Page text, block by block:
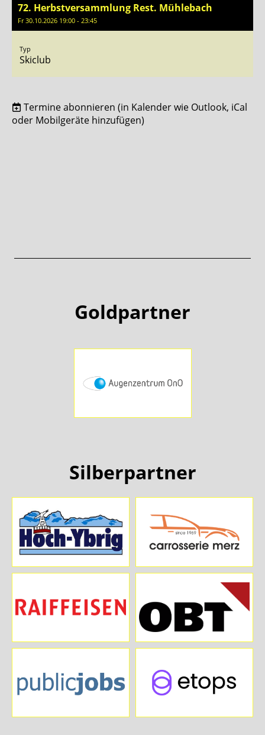
72. Herbstversammlung Rest. Mühlebach
Fr 30.10.2026 19:00 - 23:45
Typ
Skiclub
Termine abonnieren (in Kalender wie Outlook, iCal
oder Mobilgeräte hinzufügen)
Goldpartner
Silberpartner